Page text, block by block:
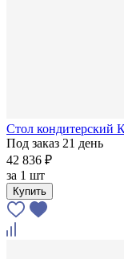
Стол
Под заказ 21 день
42 836 ₽
за 1 шт
Купить